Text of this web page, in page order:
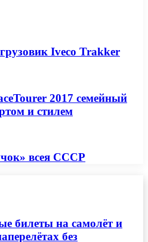
Iveco Trakker
2017 семейный
и стилем
всея СССР
билеты на самолёт и
без